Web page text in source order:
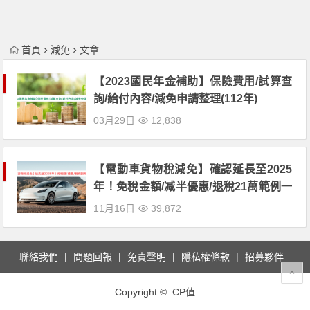
首頁 減免 文章
【2023國民年金補助】保險費用/試算查
詢/給付內容/減免申請整理(112年)
03月29日 12,838
【電動車貨物稅減免】確認延長至2025
年！免稅金額/减半優惠/退稅21萬範例一
次看！
11月16日 39,872
聯絡我們 問題回報 免責聲明 隱私權條款 招募夥伴
Copyright © CP值